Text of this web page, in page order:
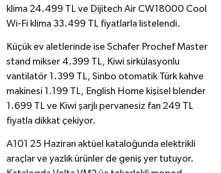
klima 24.499 TL ve Dijitech Air CW18000 Cool
Wi-Fi klima 33.499 TL fiyatlarla listelendi.
Küçük ev aletlerinde ise Schafer Prochef Master
stand mikser 4.399 TL, Kiwi sirkülasyonlu
vantilatör 1.399 TL, Sinbo otomatik Türk kahve
makinesi 1.199 TL, English Home kişisel blender
1.699 TL ve Kiwi şarjlı pervanesiz fan 249 TL
fiyatla dikkat çekiyor.
A101 25 Haziran aktüel kataloğunda elektrikli
araçlar ve yazlık ürünler de geniş yer tutuyor.